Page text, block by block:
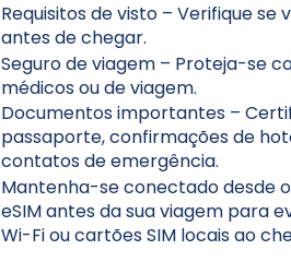
Requisitos de visto– Verifique se
antes de chegar.
Seguro de viagem– Proteja-se
médicos ou de viagem.
Documentos importantes–
passaporte, confirmações de
contatos de emergência.
Mantenha-se conectado desde
eSIM antes da sua viagem para
Wi-Fi ou cartões SIM locais ao